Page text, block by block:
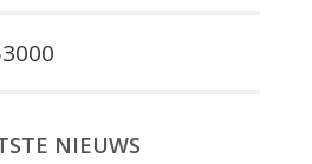
NIEUWS